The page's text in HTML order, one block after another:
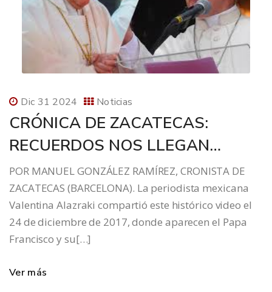
Dic 31 2024 Noticias
CRÓNICA DE ZACATECAS:
RECUERDOS NOS LLEGAN…
POR MANUEL GONZÁLEZ RAMÍREZ, CRONISTA DE
ZACATECAS (BARCELONA). La periodista mexicana
Valentina Alazraki compartió este histórico video el
24 de diciembre de 2017, donde aparecen el Papa
Francisco y su[…]
Ver más